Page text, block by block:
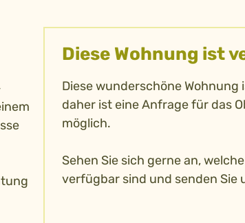
Diese Wohnung ist
Diese wunderschöne
daher ist eine Anfrage für das
möglich.
Sehen Sie sich gerne an,
verfügbar sind und senden Sie